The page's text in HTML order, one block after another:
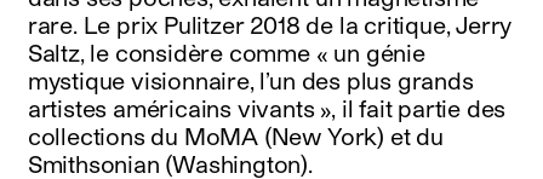
rare. Le prix Pulitzer 2018 de la critique, Jerry
Saltz, le considère comme « un génie
mystique visionnaire, l’un des plus grands
artistes américains vivants », il fait partie des
collections du MoMA (New York) et du
Smithsonian (Washington).